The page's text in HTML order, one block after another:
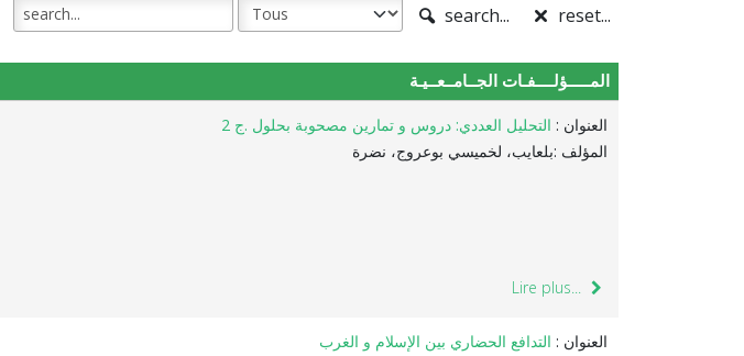
search... reset...
المـــــؤلــــفـات الجــامــعــيـة
العنوان : التحليل العددي: دروس و تمارين مصحوبة بحلول .ج 2
المؤلف :بلعايب، لخميسي بوعروج، نضرة
Lire plus...
العنوان : التدافع الحضاري بين الإسلام و الغرب